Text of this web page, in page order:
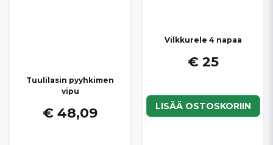
Tuulilasin pyyhkimen
vipu
€ 48,09
Vilkkurele 4 napaa
€ 25
LISÄÄ OSTOSKORIIN